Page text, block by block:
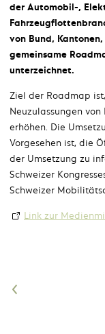
der Automobil-,
von Bund,
gemeinsame
unterzeichnet.
Ziel der Roadmap
Neuzulassungen von
erhöhen. Die
Vorgesehen ist, die
der Umsetzung zu
Schweizer
Schweizer
Link zur
<